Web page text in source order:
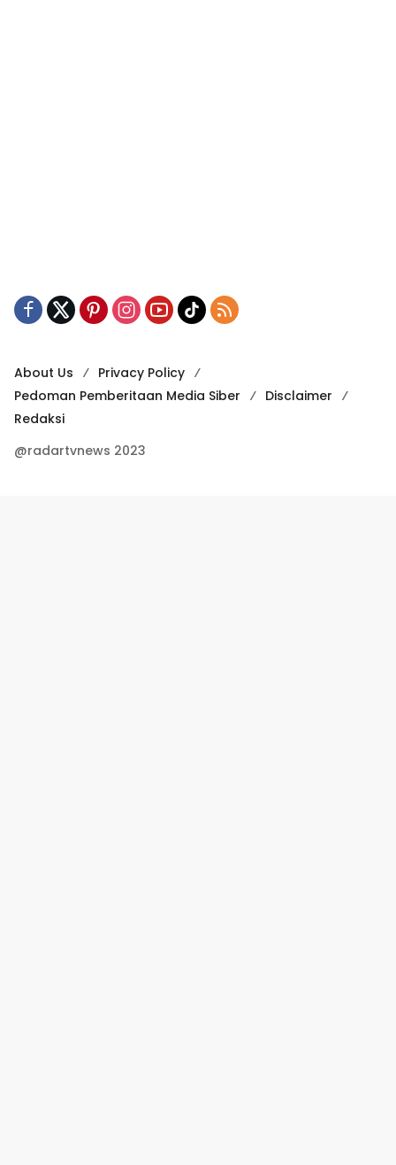
About Us
Privacy Policy
Pedoman Pemberitaan Media Siber
Disclaimer
Redaksi
@radartvnews 2023